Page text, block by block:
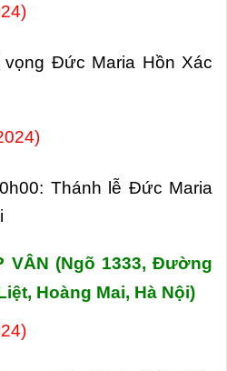
vọng Đức Maria Hồn Xác
Thánh lễ Đức Maria
VÂN (Ngõ 1333, Đường
Hoàng Mai, Hà Nội)